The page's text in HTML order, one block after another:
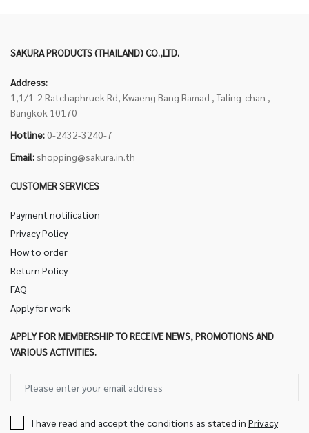
SAKURA PRODUCTS (THAILAND) CO.,LTD.
Address:
1,1/1-2 Ratchaphruek Rd, Kwaeng Bang Ramad , Taling-chan ,
Bangkok 10170
Hotline: 0-2432-3240-7
Email: shopping@sakura.in.th
CUSTOMER SERVICES
Payment notification
Privacy Policy
How to order
Return Policy
FAQ
Apply for work
APPLY FOR MEMBERSHIP TO RECEIVE NEWS, PROMOTIONS AND
VARIOUS ACTIVITIES.
I have read and accept the conditions as stated in Privacy